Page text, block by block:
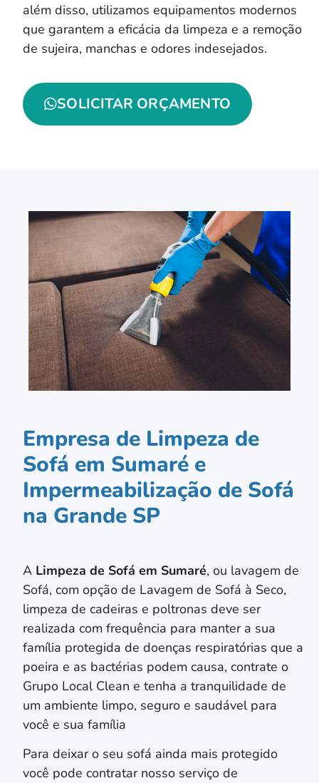
além disso, utilizamos equipamentos modernos
que garantem a eficácia da limpeza e a remoção
de sujeira, manchas e odores indesejados.
SOLICITAR ORÇAMENTO
Empresa de Limpeza de
Sofá em Sumaré e
Impermeabilização de Sofá
na Grande SP
A Limpeza de Sofá em Sumaré, ou lavagem de
Sofá, com opção de Lavagem de Sofá à Seco,
limpeza de cadeiras e poltronas deve ser
realizada com frequência para manter a sua
família protegida de doenças respiratórias que a
poeira e as bactérias podem causa, contrate o
Grupo Local Clean e tenha a tranquilidade de
um ambiente limpo, seguro e saudável para
você e sua família
Para deixar o seu sofá ainda mais protegido
você pode contratar nosso serviço de